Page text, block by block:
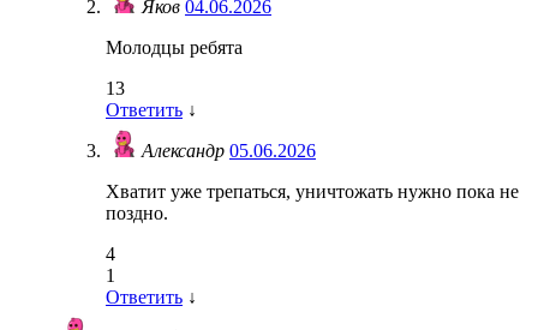
Яков 04.06.2026
Молодцы ребята
13
Ответить ↓
Александр 05.06.2026
Хватит уже трепаться, уничтожать нужно пока не
поздно.
4
1
Ответить ↓